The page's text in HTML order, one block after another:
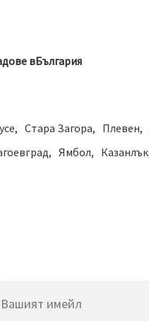
вБългария
Стара Загора Плевен
Ямбол Казанлък